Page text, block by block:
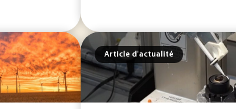
Article d'actualité